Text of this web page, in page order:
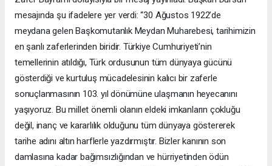
mesajında şu ifadelere yer verdi: “30 Ağustos 1922’de
meydana gelen Başkomutanlık Meydan Muharebesi, tarihimizin
en şanlı zaferlerinden biridir. Türkiye Cumhuriyeti’nin
temellerinin atıldığı, Türk ordusunun tüm dünyaya gücünü
gösterdiği ve kurtuluş mücadelesinin kalıcı bir zaferle
sonuçlanmasının 103. yıl dönümüne ulaşmanın heyecanını
yaşıyoruz. Bu millet önemli olanın eldeki imkanların çokluğu
değil, inanç ve kararlılık olduğunu tüm dünyaya göstererek
tarihe adını altın harflerle yazdırmıştır. Bizler kanının son
damlasına kadar bağımsızlığından ve hürriyetinden ödün